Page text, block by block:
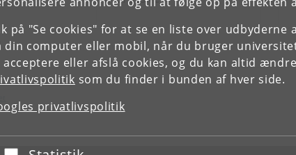
på "Se cookies" for at se en liste over
din computer eller mobil, når du bruger
acceptere eller afslå cookies, og du kan altid
som du finder i bunden af hver side.
privatlivspolitik